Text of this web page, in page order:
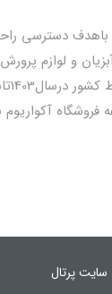
باهدف دسترسی
و لوازم
فروشگاه آکواریوم
سایت پرتال